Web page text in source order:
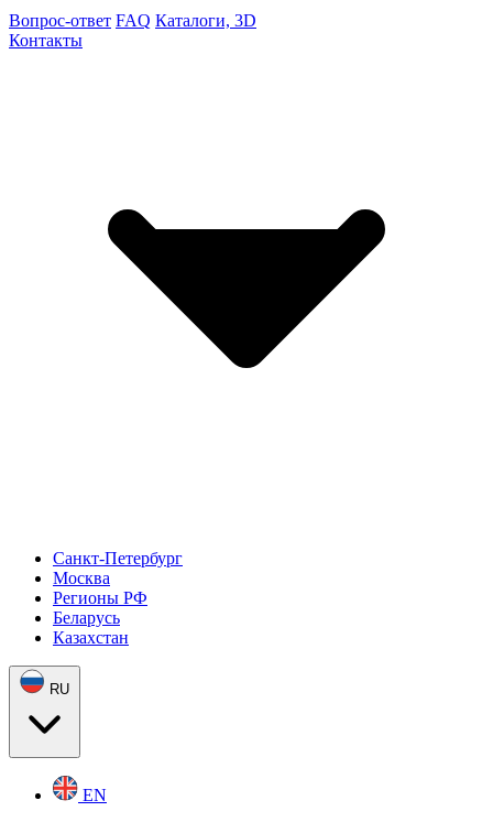
Вопрос-ответ FAQ Каталоги, 3D
Контакты
Санкт-Петербург
Москва
Регионы РФ
Беларусь
Казахстан
RU
EN